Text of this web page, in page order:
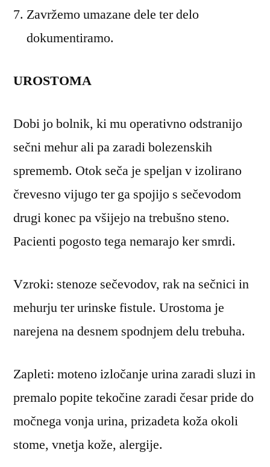
Zavržemo umazane dele ter delo
dokumentiramo.
UROSTOMA
Dobi jo bolnik, ki mu operativno odstranijo
sečni mehur ali pa zaradi bolezenskih
sprememb. Otok seča je speljan v izolirano
črevesno vijugo ter ga spojijo s sečevodom
drugi konec pa všijejo na trebušno steno.
Pacienti pogosto tega nemarajo ker smrdi.
Vzroki: stenoze sečevodov, rak na sečnici in
mehurju ter urinske fistule. Urostoma je
narejena na desnem spodnjem delu trebuha.
Zapleti: moteno izločanje urina zaradi sluzi in
premalo popite tekočine zaradi česar pride do
močnega vonja urina, prizadeta koža okoli
stome, vnetja kože, alergije.